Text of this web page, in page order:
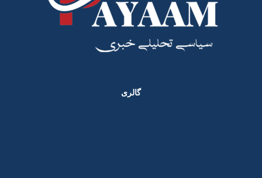
گالری